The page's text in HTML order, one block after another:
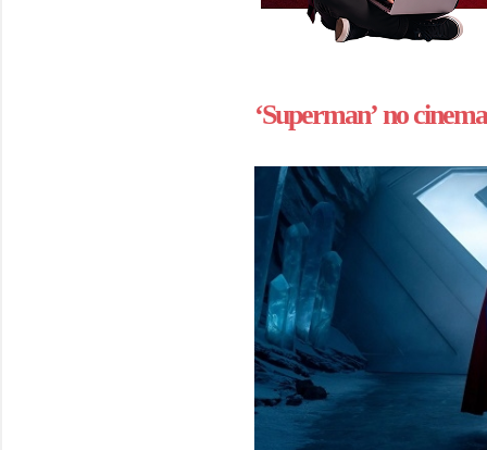
‘Superman’ no cinema